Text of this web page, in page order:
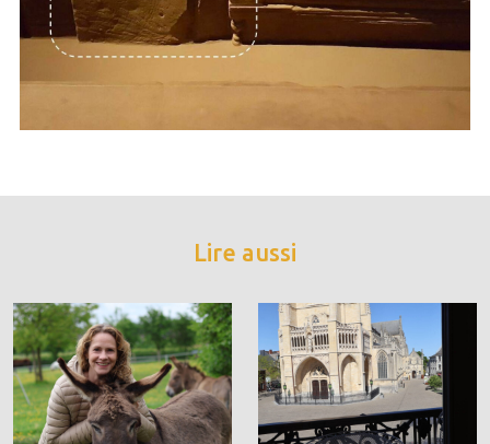
Lire aussi